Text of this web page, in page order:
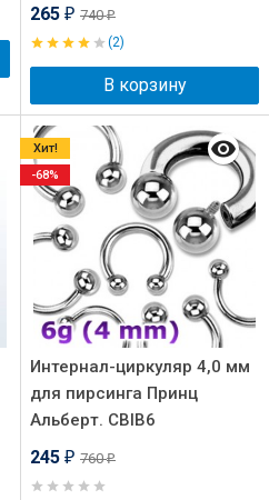
265 ₽ 740₽
(2)
В корзину
Интернал-циркуляр 4,0 мм
для пирсинга Принц
Альберт. CBIB6
245 ₽ 760₽
Хит!
-68%